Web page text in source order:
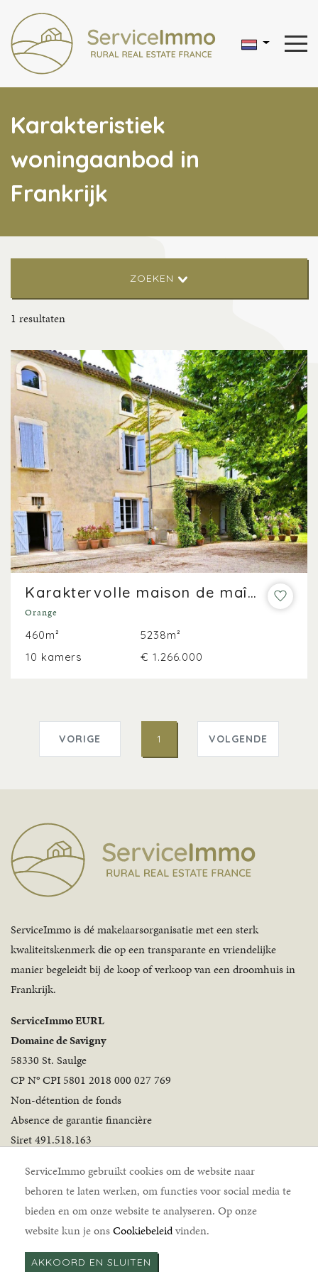
ServiceImmo gebruikt cookies om de website naar
behoren te laten werken, om functies voor social media te
bieden en om onze website te analyseren. Op onze
website kun je onsCookiebeleidvinden.
AKKOORD EN SLUITEN
Karakteristiek
woningaanbod in
Frankrijk
ZOEKEN
1 resultaten
Karaktervolle maison de maître met zwembad en parkachtige tuin nabij Orange
Orange
460m²
5238m²
10 kamers
€ 1.266.000
VORIGE 1 VOLGENDE
ServiceImmo is dé makelaarsorganisatie met een sterk
kwaliteitskenmerk die op een transparante en vriendelijke
manier begeleidt bij de koop of verkoop van een droomhuis in
Frankrijk.
ServiceImmo EURL
Domaine de Savigny
58330 St. Saulge
CP N° CPI 5801 2018 000 027 769
Non-détention de fonds
Absence de garantie financière
Siret 491.518.163
Volg ons
ServiceImmo © 2026 |